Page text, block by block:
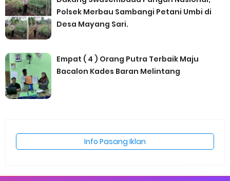
Polsek Merbau Sambangi Petani Umbi di
Desa Mayang Sari.
Empat ( 4 ) Orang Putra Terbaik Maju
Bacalon Kades Baran Melintang
Info Pasang Iklan